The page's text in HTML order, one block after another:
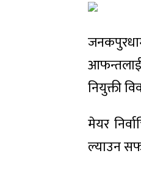
नियुक्ती
मेयर
ल्याउन